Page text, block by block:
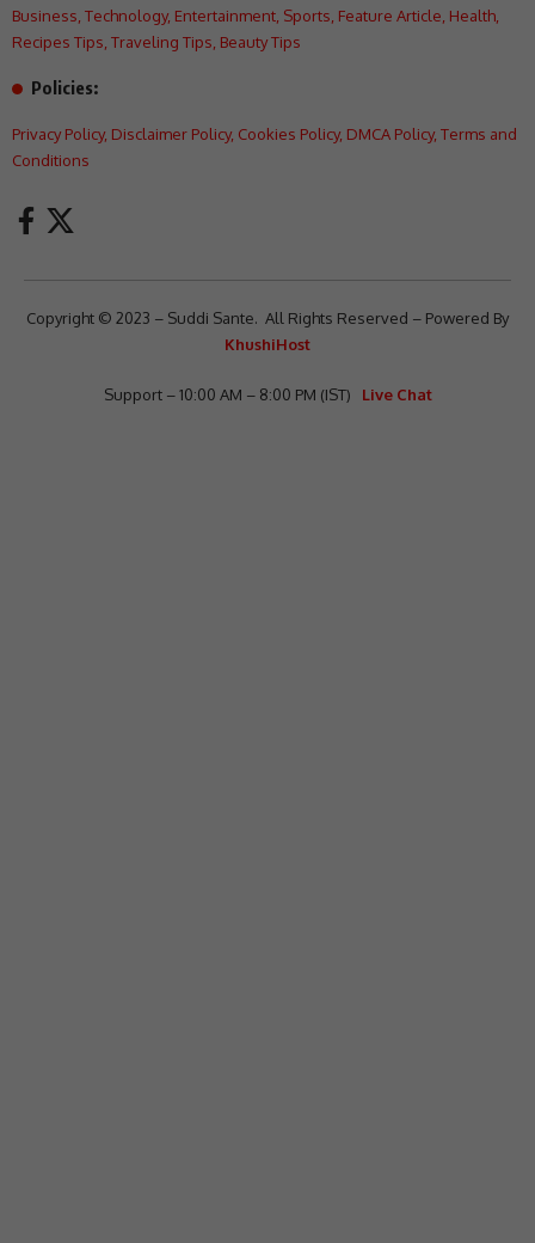
Business Technology, Entertainment Sports Feature Article Health
Recipes Tips Traveling Tips Beauty Tips
Policies:
Privacy Policy, Disclaimer Policy, Cookies Policy, DMCA Policy, Terms and
Conditions
Copyright © 2023 – Suddi Sante. All Rights Reserved – Powered By
KhushiHost
Support – 10:00 AM – 8:00 PM (IST) Live Chat